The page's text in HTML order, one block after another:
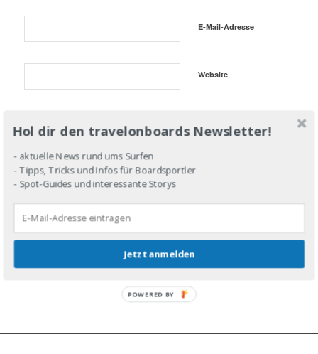
E-Mail-Adresse
Website
Hol dir den travelonboards Newsletter!
- aktuelle News rund ums Surfen
- Tipps, Tricks und Infos für Boardsportler
- Spot-Guides und interessante Storys
Jetzt anmelden
POWERED BY